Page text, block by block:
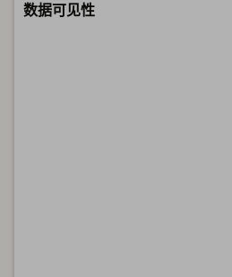
数据可见性